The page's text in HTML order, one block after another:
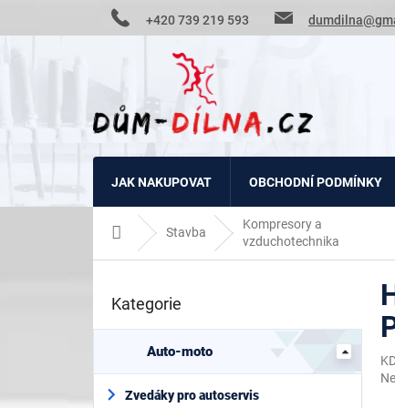
+420 739 219 593
JAK NAKUPOVAT OBCHODNÍ PODMÍNKY
Domů Stavba
Kompresory a
vzduchotechnika
t
a
Přeskočit
Kategorie
Auto-moto
Zvedáky pro autoservis